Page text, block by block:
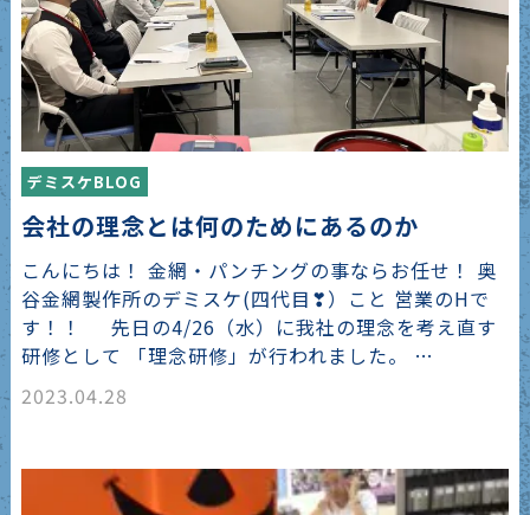
デミスケBLOG
会社の理念とは何のためにあるのか
こんにちは！ 金網・パンチングの事ならお任せ！ 奥
谷金網製作所のデミスケ(四代目❣）こと 営業のHで
す！！ 先日の4/26（水）に我社の理念を考え直す
研修として 「理念研修」が行われました。 …
2023.04.28